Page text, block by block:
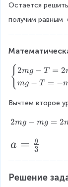
+
\
e
c
{
T
}
=
m
v
c
}
}
+
v
e
c
{
T
}
m
\
v
c
}
n
{
s
s
}
m
-
m
\
Остается
получим равным
\
b
e
gi
{
s
e
}
{ 2mg − T = 2
mg − T = −
Вычтем второе
2
g
-
m
g
=
2mg − mg = 2
a
=
\f
a = 3
g
Решение